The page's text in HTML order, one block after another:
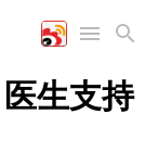
生支持